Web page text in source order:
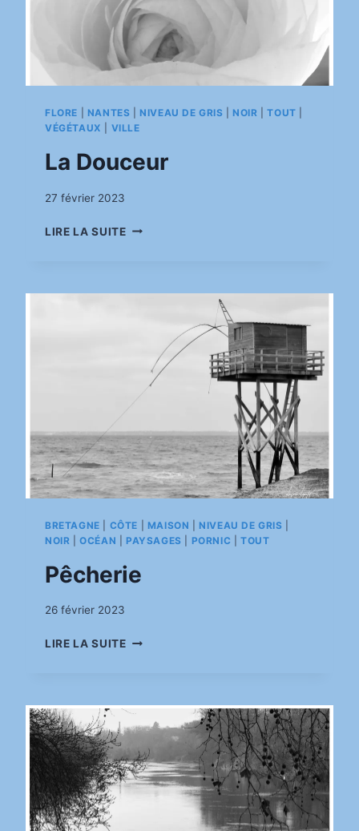
FLORE NANTES |NIVEAU DE GRIS |NOIR |TOUT
VÉGÉTAUX
VILLE
La Douceur
Par
27 février 2023
LIRE LA SUITELA
BRETAGNE CÔTE MAISON |NIVEAU DE GRIS
NOIR |OCÉAN PAYSAGES PORNIC TOUT
Pêcherie
Par
26 février 2023
LIRE LA SUITEPÊCHERIE